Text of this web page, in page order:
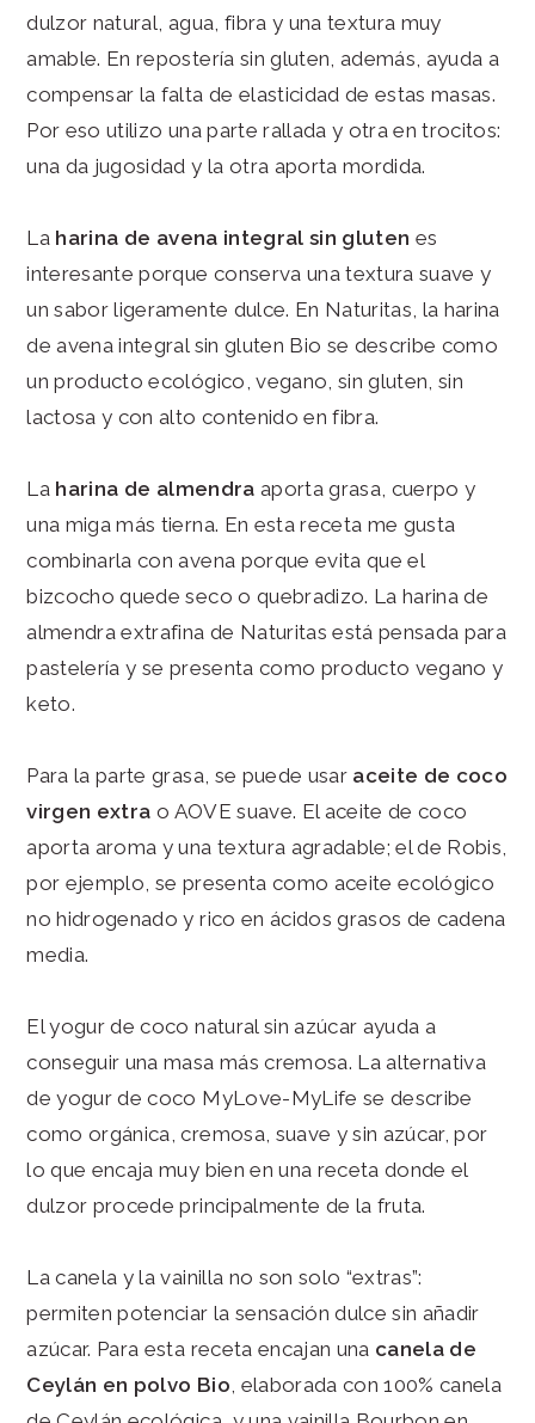
dulzor natural, agua, fibra y una textura muy
amable. En repostería sin gluten, además, ayuda a
compensar la falta de elasticidad de estas masas.
Por eso utilizo una parte rallada y otra en trocitos:
una da jugosidad y la otra aporta mordida.
La harina de avena integral sin gluten es
interesante porque conserva una textura suave y
un sabor ligeramente dulce. En Naturitas, la harina
de avena integral sin gluten Bio se describe como
un producto ecológico, vegano, sin gluten, sin
lactosa y con alto contenido en fibra.
La harina de almendra aporta grasa, cuerpo y
una miga más tierna. En esta receta me gusta
combinarla con avena porque evita que el
bizcocho quede seco o quebradizo. La harina de
almendra extrafina de Naturitas está pensada para
pastelería y se presenta como producto vegano y
keto.
Para la parte grasa, se puede usar aceite de coco
virgen extra o AOVE suave. El aceite de coco
aporta aroma y una textura agradable; el de Robis,
por ejemplo, se presenta como aceite ecológico
no hidrogenado y rico en ácidos grasos de cadena
media.
El yogur de coco natural sin azúcar ayuda a
conseguir una masa más cremosa. La alternativa
de yogur de coco MyLove-MyLife se describe
como orgánica, cremosa, suave y sin azúcar, por
lo que encaja muy bien en una receta donde el
dulzor procede principalmente de la fruta.
La canela y la vainilla no son solo “extras”:
permiten potenciar la sensación dulce sin añadir
azúcar. Para esta receta encajan una canela de
Ceylán en polvo Bio , elaborada con 100% canela